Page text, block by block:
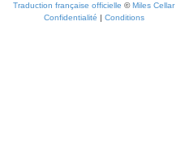
Traduction française officielle ©Miles Cellar
Confidentialité | Conditions